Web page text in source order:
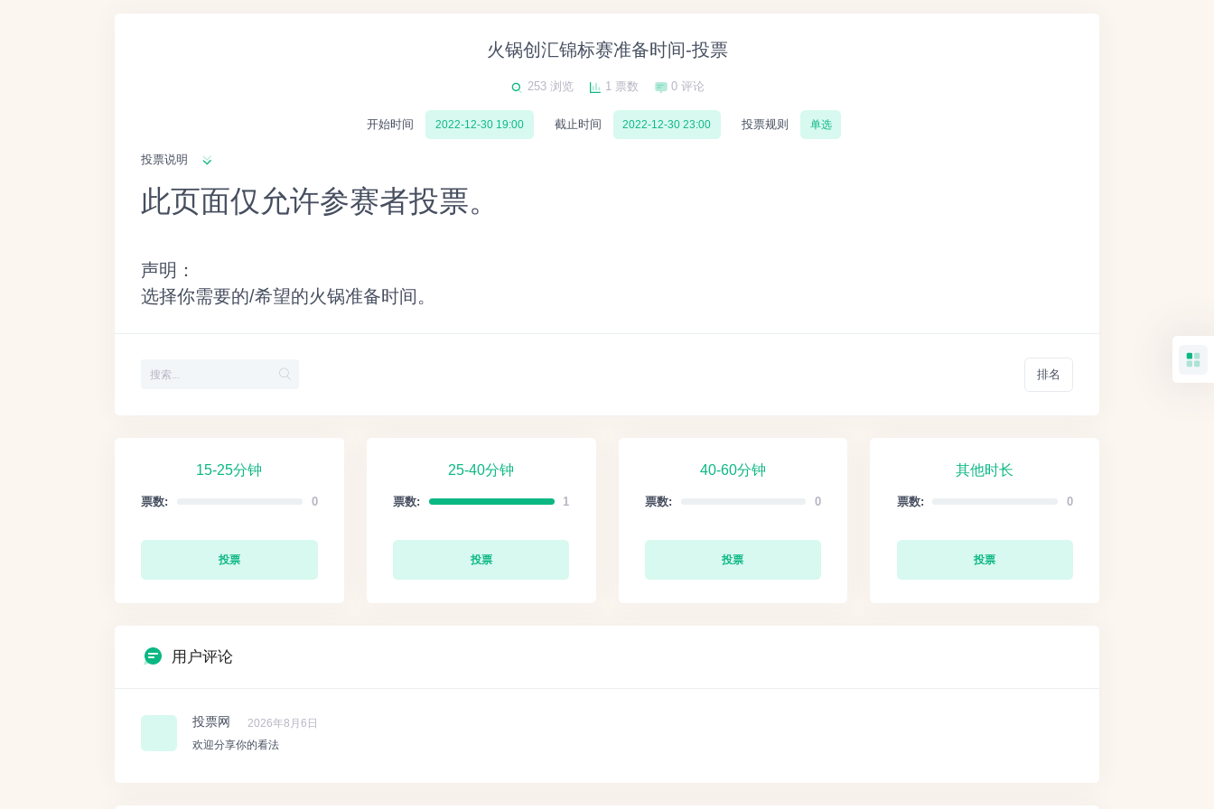
火锅创汇锦标赛准备时间-投票
253 浏览 1 票数 0 评论
开始时间 2022-12-30 19:00 截止时间 2022-12-30 23:00 投票规则 单选
投票说明
此页面仅允许参赛者投票。
声明：
选择你需要的/希望的火锅准备时间。
排名
15-25分钟
票数: 0
投票
25-40分钟
票数: 1
投票
40-60分钟
票数: 0
投票
其他时长
票数: 0
投票
用户评论
投票网
2026年8月6日
欢迎分享你的看法